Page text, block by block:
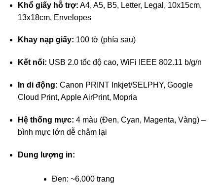
Khổ giấy hỗ trợ: A4, A5, B5, Letter, Legal, 10x15cm,
13x18cm, Envelopes
Khay nạp giấy: 100 tờ (phía sau)
Kết nối: USB 2.0 tốc độ cao, WiFi IEEE 802.11 b/g/n
In di động: Canon PRINT Inkjet/SELPHY, Google
Cloud Print, Apple AirPrint, Mopria
Hệ thống mực: 4 màu (Đen, Cyan, Magenta, Vàng) –
bình mực lớn dễ châm lại
Dung lượng in:
Đen: ~6.000 trang